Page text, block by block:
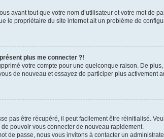
avant tout que votre nom d’utilisateur et votre mot de
le propriétaire du site internet ait un problème de
plus me connecter ?!
votre compte pour une quelconque raison. De
de nouveau et essayez de participer plus activement
pas être récupéré, il peut facilement être réinitialisé.
pouvoir vous connecter de nouveau rapidement.
de passe, nous vous invitons à contacter un